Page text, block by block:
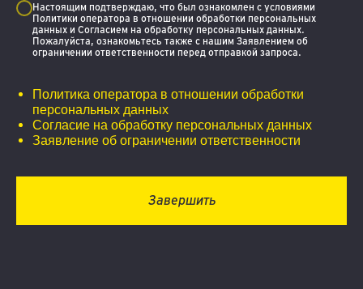
Настоящим подтверждаю, что был ознакомлен с условиями
Политики оператора в отношении обработки персональных
данных и Согласием на обработку персональных данных.
Пожалуйста, ознакомьтесь также с нашим Заявлением об
ограничении ответственности перед отправкой запроса.
Политика оператора в отношении обработки
персональных данных
Согласие на обработку персональных данных
Заявление об ограничении ответственности
Завершить